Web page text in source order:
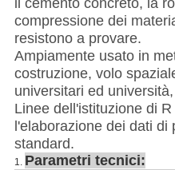
il cemento concreto, la
compressione dei
resistono a provare.
Ampiamente usato in
costruzione, volo
universitari ed università,
Linee dell'istituzione di
l'elaborazione dei dati
standard.
1. Parametri tecnici: